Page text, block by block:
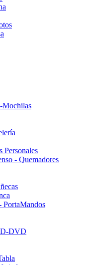
Mochilas
Personales
- Quemadores
PortaMandos
DVD